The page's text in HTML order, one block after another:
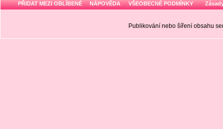
PŘIDAT MEZI OBLÍBENÉ NÁPOVĚDA VŠEOBECNÉ PODMÍNKY
Publikování nebo šíření obsahu